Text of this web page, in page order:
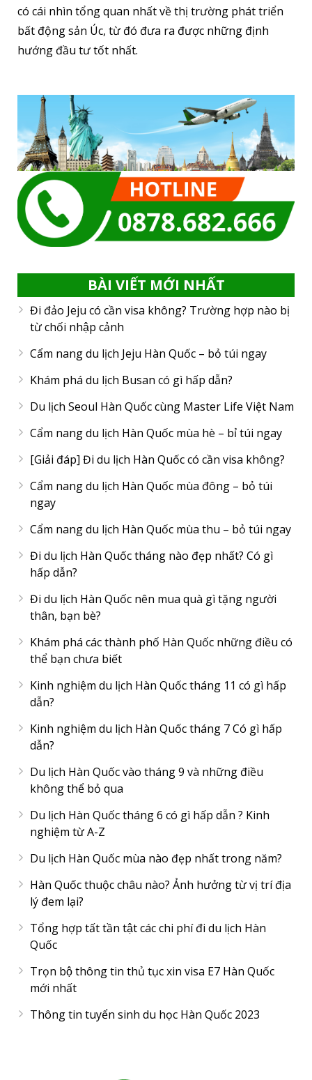
có cái nhìn tổng quan nhất về thị trường phát triển
bất động sản Úc, từ đó đưa ra được những định
hướng đầu tư tốt nhất.
BÀI VIẾT MỚI NHẤT
Đi đảo Jeju có cần visa không? Trường hợp nào bị
từ chối nhập cảnh
Cẩm nang du lịch Jeju Hàn Quốc – bỏ túi ngay
Khám phá du lịch Busan có gì hấp dẫn?
Du lịch Seoul Hàn Quốc cùng Master Life Việt Nam
Cẩm nang du lịch Hàn Quốc mùa hè – bỉ túi ngay
[Giải đáp] Đi du lịch Hàn Quốc có cần visa không?
Cẩm nang du lịch Hàn Quốc mùa đông – bỏ túi
ngay
Cẩm nang du lịch Hàn Quốc mùa thu – bỏ túi ngay
Đi du lịch Hàn Quốc tháng nào đẹp nhất? Có gì
hấp dẫn?
Đi du lịch Hàn Quốc nên mua quà gì tặng người
thân, bạn bè?
Khám phá các thành phố Hàn Quốc những điều có
thể bạn chưa biết
Kinh nghiệm du lịch Hàn Quốc tháng 11 có gì hấp
dẫn?
Kinh nghiệm du lịch Hàn Quốc tháng 7 Có gì hấp
dẫn?
Du lịch Hàn Quốc vào tháng 9 và những điều
không thể bỏ qua
Du lịch Hàn Quốc tháng 6 có gì hấp dẫn ? Kinh
nghiệm từ A-Z
Du lịch Hàn Quốc mùa nào đẹp nhất trong năm?
Hàn Quốc thuộc châu nào? Ảnh hưởng từ vị trí địa
lý đem lại?
Tổng hợp tất tần tật các chi phí đi du lịch Hàn
Quốc
Trọn bộ thông tin thủ tục xin visa E7 Hàn Quốc
mới nhất
Thông tin tuyển sinh du học Hàn Quốc 2023